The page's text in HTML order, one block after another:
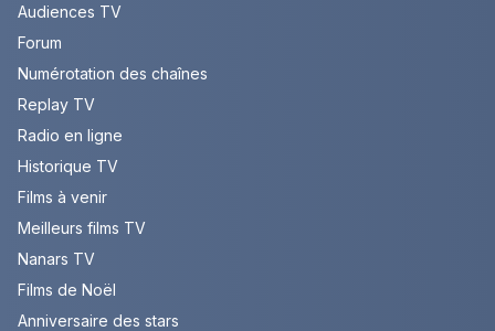
Audiences TV
Forum
Numérotation des chaînes
Replay TV
Radio en ligne
Historique TV
Films à venir
Meilleurs films TV
Nanars TV
Films de Noël
Anniversaire des stars